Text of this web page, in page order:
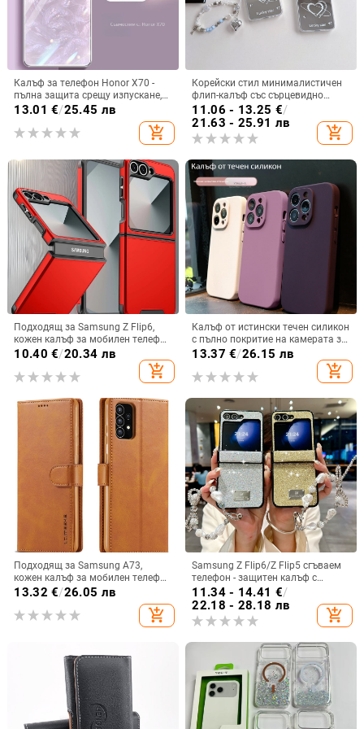
Калъф за телефон Honor X70 -
пълна защита срещу изпускане,
закалено стъкло, модел Аурора
13.01 €/25.45 лв
add_shopping_cart
Корейски стил минималистичен
флип-калъф със сърцевидно
огледало за Samsung Galaxy Z
Flip 3/4/5
11.06 - 13.25 €/
21.63 - 25.91 лв
add_shopping_cart
Подходящ за Samsung Z Flip6,
кожен калъф за мобилен телефон
Flip5, твърд двустранен калъф
против падане за Flip7, защитен
калъф Armor
10.40 €/20.34 лв
add_shopping_cart
Калъф от истински течен силикон
с пълно покритие на камерата за
iPhone 14 Pro Max, iPhone 13 Pro
и iPhone 12 — удароустойчив
13.37 €/26.15 лв
add_shopping_cart
Подходящ за Samsung A73,
кожен калъф за мобилен телефон
A36/A16, калъф за мобилен
телефон A26/A56, флип калъф,
защитен калъф, невидима скоба.
13.32 €/26.05 лв
add_shopping_cart
Samsung Z Flip6/Z Flip5 сгъваем
телефон - защитен калъф с
блестяща гривна
11.34 - 14.41 €/
22.18 - 28.18 лв
add_shopping_cart